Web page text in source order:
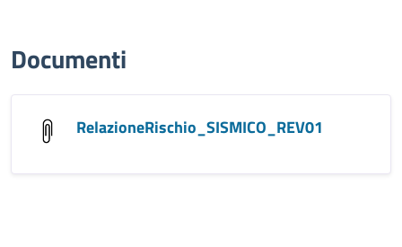
Documenti
RelazioneRischio_SISMICO_REV01